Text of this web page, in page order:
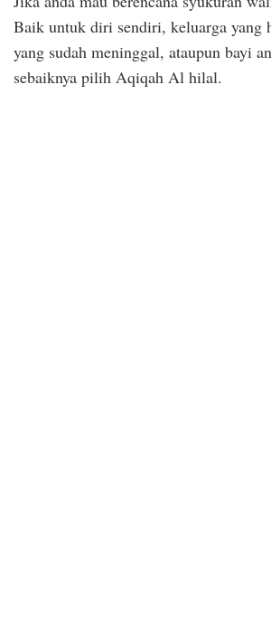
Baik untuk diri sendiri, keluarga yang
yang sudah meninggal, ataupun bayi
sebaiknya pilih Aqiqah Al hilal.